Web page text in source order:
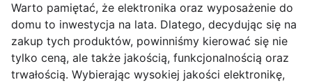
Warto pamiętać, że elektronika oraz wyposażenie do
domu to inwestycja na lata. Dlatego, decydując się na
zakup tych produktów, powinniśmy kierować się nie
tylko ceną, ale także jakością, funkcjonalnością oraz
trwałością. Wybierając wysokiej jakości elektronikę,